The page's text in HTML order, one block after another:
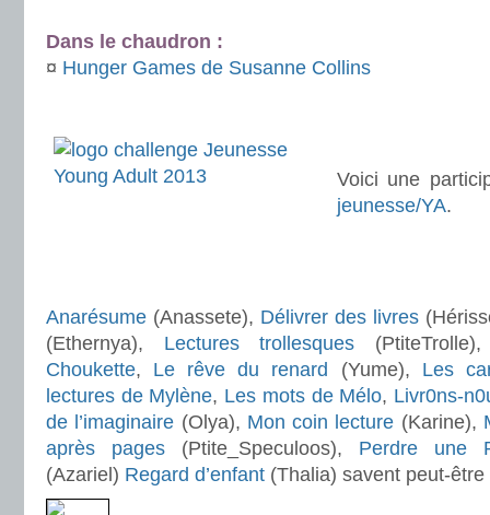
Dans le chaudron :
¤ Hunger Games de Susanne Collins
Voici une
jeunesse/YA.
Anarésume (Anassete), Délivrer des livres
(Ethernya), Lectures trollesques
Choukette, Le rêve du renard (Yume), Les
lectures de Mylène, Les mots de Mélo, Livr0ns-
de l’imaginaire (Olya), Mon coin lecture (Karine),
après pages (Ptite_Speculoos), Perdre une
(Azariel) Regard d’enfant (Thalia) savent peut-